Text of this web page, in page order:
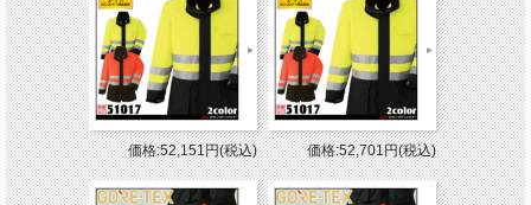
価格:52,151円(税込) 価格:52,701円(税込)